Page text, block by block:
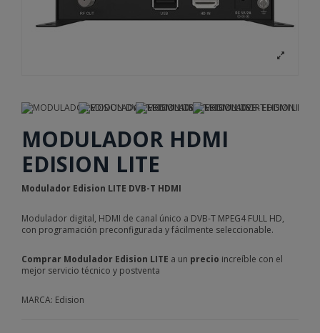
MODULADOR HDMI
EDISION LITE
Modulador Edision LITE DVB-T HDMI
Modulador digital, HDMI de canal único a DVB-T MPEG4 FULL HD,
con programación preconfigurada y fácilmente seleccionable.
Comprar Modulador Edision LITE a un precio increíble con el
mejor servicio técnico y postventa
MARCA: Edision